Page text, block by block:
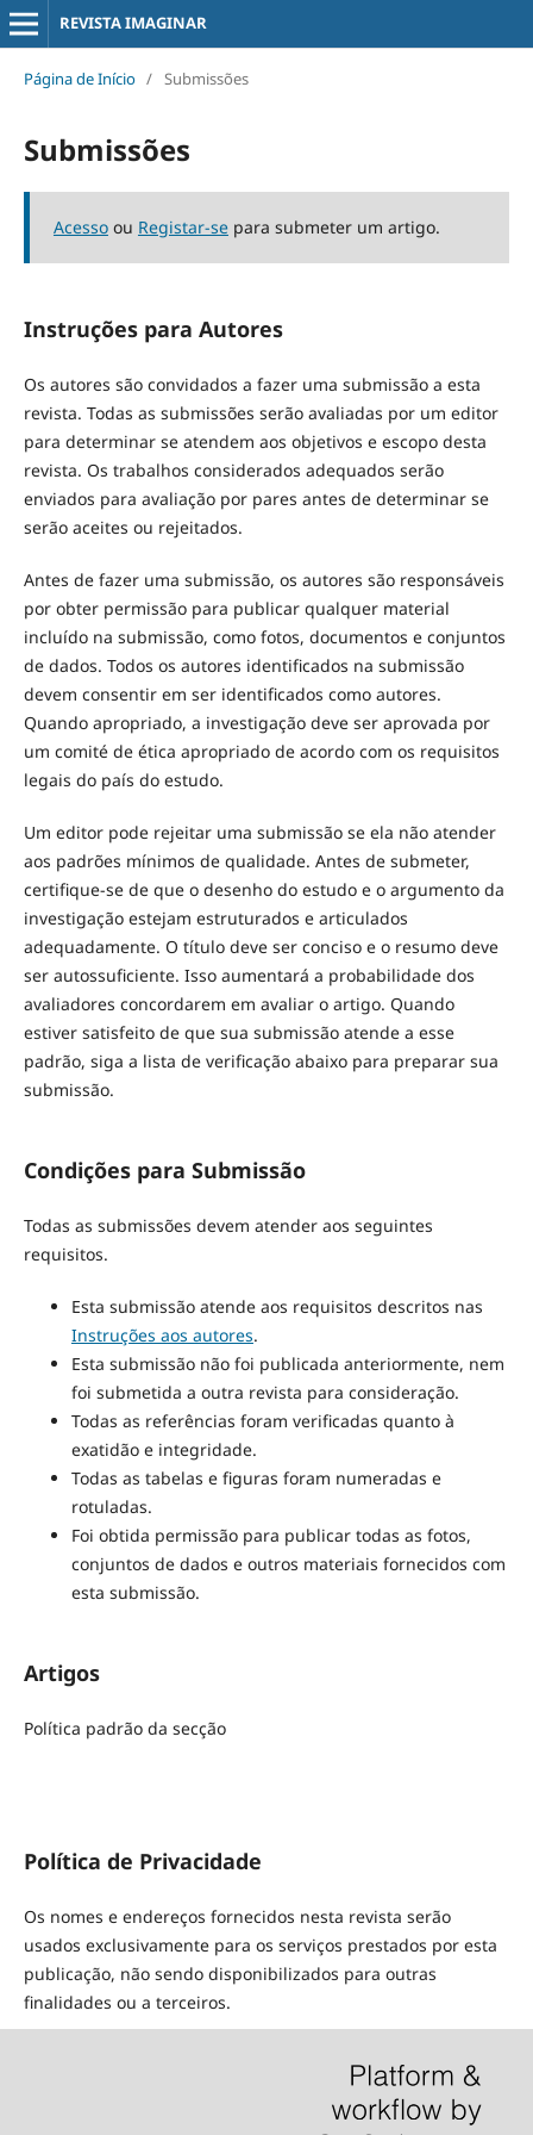
REVISTA IMAGINAR
Página de Início / Submissões
Submissões
Acessoou Registar-separa submeter um artigo.
Instruções para Autores
Os autores são convidados a fazer uma submissão a esta
revista. Todas as submissões serão avaliadas por um editor
para determinar se atendem aos objetivos e escopo desta
revista. Os trabalhos considerados adequados serão
enviados para avaliação por pares antes de determinar se
serão aceites ou rejeitados.
Antes de fazer uma submissão, os autores são responsáveis
por obter permissão para publicar qualquer material
incluído na submissão, como fotos, documentos e conjuntos
de dados. Todos os autores identificados na submissão
devem consentir em ser identificados como autores.
Quando apropriado, a investigação deve ser aprovada por
um comité de ética apropriado de acordo com os requisitos
legais do país do estudo.
Um editor pode rejeitar uma submissão se ela não atender
aos padrões mínimos de qualidade. Antes de submeter,
certifique-se de que o desenho do estudo e o argumento da
investigação estejam estruturados e articulados
adequadamente. O título deve ser conciso e o resumo deve
ser autossuficiente. Isso aumentará a probabilidade dos
avaliadores concordarem em avaliar o artigo. Quando
estiver satisfeito de que sua submissão atende a esse
padrão, siga a lista de verificação abaixo para preparar sua
submissão.
Condições para Submissão
Todas as submissões devem atender aos seguintes
requisitos.
Esta submissão atende aos requisitos descritos nas
Instruções aos autores.
Esta submissão não foi publicada anteriormente, nem
foi submetida a outra revista para consideração.
Todas as referências foram verificadas quanto à
exatidão e integridade.
Todas as tabelas e figuras foram numeradas e
rotuladas.
Foi obtida permissão para publicar todas as fotos,
conjuntos de dados e outros materiais fornecidos com
esta submissão.
Artigos
Política padrão da secção
Política de Privacidade
Os nomes e endereços fornecidos nesta revista serão
usados exclusivamente para os serviços prestados por esta
publicação, não sendo disponibilizados para outras
finalidades ou a terceiros.